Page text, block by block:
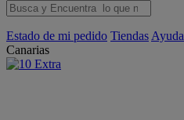
Estado de mi pedido Tiendas Ayuda
Canarias